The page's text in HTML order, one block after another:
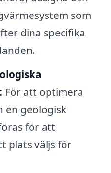
som
dina specifika
För att optimera
en geologisk
för att
plats väljs för